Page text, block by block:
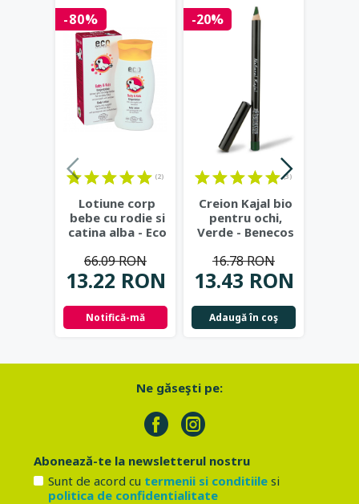
-80%
(2)
Lotiune corp
bebe cu rodie si
catina alba - Eco
13.22 RON
66.09 RON
Notifică-mă
-20%
(3)
Creion Kajal bio
pentru ochi,
Verde - Benecos
13.43 RON
16.78 RON
Adaugă în coş
Ne găseşti pe:
Abonează-te la newsletterul nostru
Sunt de acord cu termenii si conditiilesi
politica de confidentialitate